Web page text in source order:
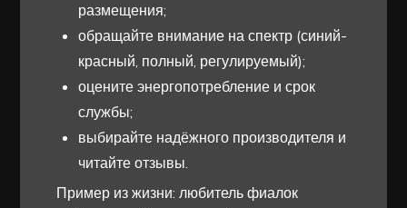
размещения;
обращайте внимание на спектр (синий-
красный, полный, регулируемый);
оцените энергопотребление и срок
службы;
выбирайте надёжного производителя и
читайте отзывы.
Пример из жизни: любитель фиалок